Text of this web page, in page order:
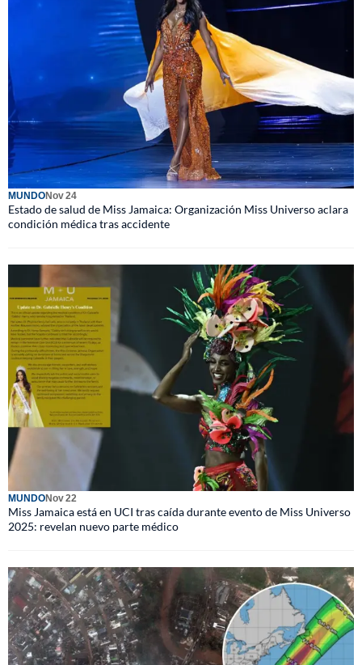
MUNDONov 24
Estado de salud de Miss Jamaica: Organización Miss Universo aclara
condición médica tras accidente
MUNDONov 22
Miss Jamaica está en UCI tras caída durante evento de Miss Universo
2025: revelan nuevo parte médico